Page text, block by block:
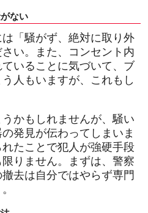
ない
「騒がず、絶対に取り外
い。また、コンセント内
いることに気づいて、ブ
人もいますが、これもし
かもしれませんが、騒い
発見が伝わってしまいま
たことで犯人が強硬手段
りません。まずは、警察
去は自分ではやらず専門